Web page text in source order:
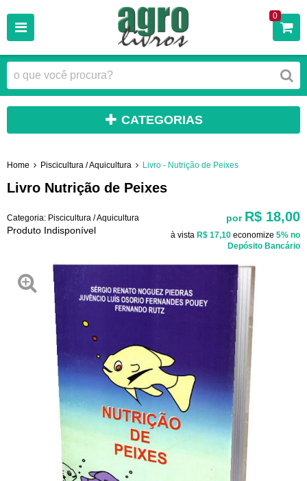
0
CATEGORIAS
Home Piscicultura / Aquicultura Livro - Nutrição de Peixes
Livro Nutrição de Peixes
Categoria: Piscicultura / Aquicultura
Produto Indisponível
por R$ 18,00
à vista R$ 17,10 economize 5% no
Depósito Bancário